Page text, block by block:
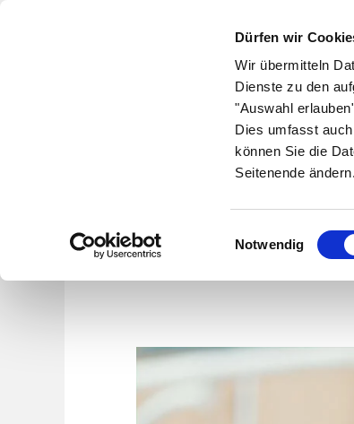
Dürfen wir
Wir übermitteln
Dienste zu den
"Auswahl
Dies umfasst
können Sie die
Seitenende ändern.
Notwendig
Symptome Therapie